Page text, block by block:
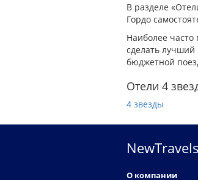
В разделе
Гордо
Наиболее
сделать
бюджетной
Отели 4
4 звезды
NewTravels
О компании